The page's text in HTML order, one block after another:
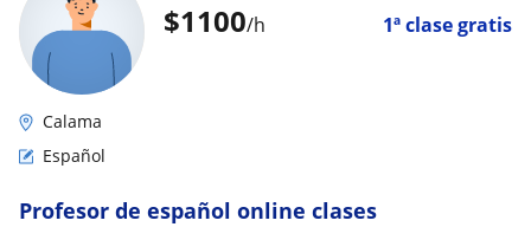
$1100/h 1ª clase gratis
Calama
Español
Profesor de español online clases